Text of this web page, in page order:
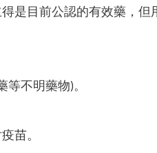
是目前公認的有效藥，但
不明藥物)。
苗。